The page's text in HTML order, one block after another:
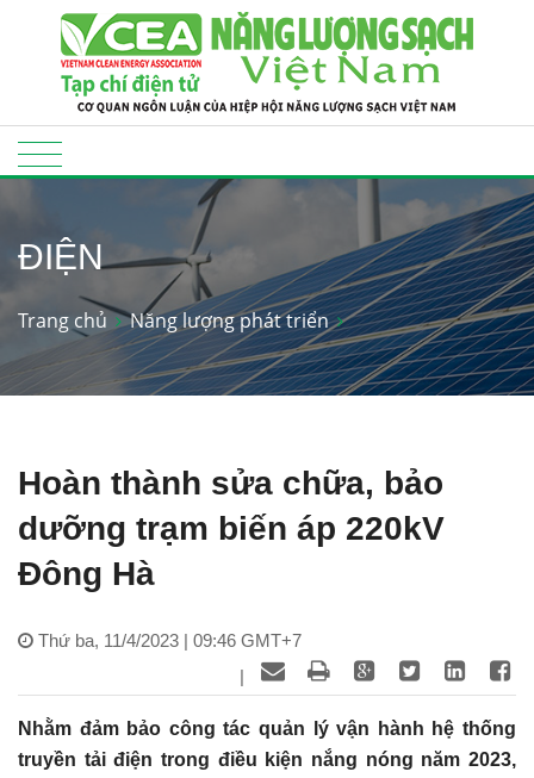
ĐIỆN
Trang chủ Năng lượng phát triển
Hoàn thành sửa chữa, bảo
dưỡng trạm biến áp 220kV
Đông Hà
Thứ ba, 11/4/2023 | 09:46 GMT+7
|
Nhằm đảm bảo công tác quản lý vận hành hệ thống
truyền tải điện trong điều kiện nắng nóng năm 2023,